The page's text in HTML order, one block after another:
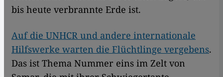
bis heute verbrannte Erde ist.
Auf die UNHCR und andere internationale
Hilfswerke warten die Flüchtlinge vergebens.
Das ist Thema Nummer eins im Zelt von